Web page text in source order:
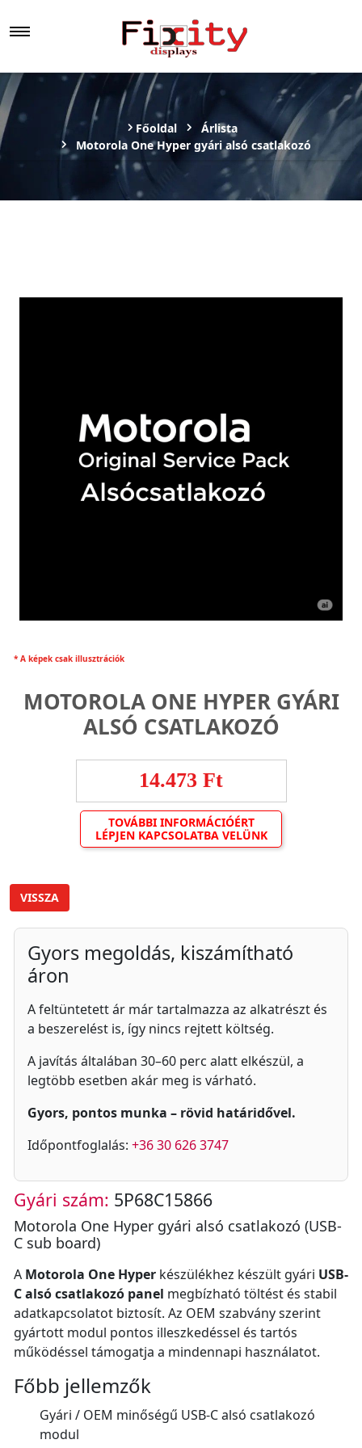
Főoldal
Árlista
Motorola One Hyper gyári alsó csatlakozó
* A képek csak illusztrációk
MOTOROLA ONE HYPER GYÁRI
ALSÓ CSATLAKOZÓ
14.473 Ft
TOVÁBBI INFORMÁCIÓÉRT
LÉPJEN KAPCSOLATBA VELÜNK
VISSZA
Gyors megoldás, kiszámítható
áron
A feltüntetett ár már tartalmazza az alkatrészt és
a beszerelést is, így nincs rejtett költség.
A javítás általában 30–60 perc alatt elkészül, a
legtöbb esetben akár meg is várható.
Gyors, pontos munka – rövid határidővel.
Időpontfoglalás: +36 30 626 3747
Gyári szám: 5P68C15866
Motorola One Hyper gyári alsó csatlakozó (USB-
C sub board)
A Motorola One Hyper készülékhez készült gyári USB-
C alsó csatlakozó panel megbízható töltést és stabil
adatkapcsolatot biztosít. Az OEM szabvány szerint
gyártott modul pontos illeszkedéssel és tartós
működéssel támogatja a mindennapi használatot.
Főbb jellemzők
Gyári / OEM minőségű USB-C alsó csatlakozó
modul